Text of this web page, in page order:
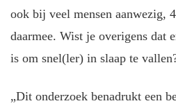
ook bij veel mensen aanwezig,
daarmee. Wist je overigens dat
is om snel(ler) in slaap te
„Dit onderzoek benadrukt een